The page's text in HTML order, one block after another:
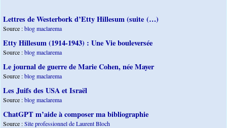
Lettres de Westerbork d’Etty Hillesum (suite (…)
Source :blog maclarema
Etty Hillesum (1914-1943) : Une Vie bouleversée
Source :blog maclarema
Le journal de guerre de Marie Cohen, née Mayer
Source :blog maclarema
Les Juifs des USA et Israël
Source :blog maclarema
ChatGPT m’aide à composer ma bibliographie
Source :Site professionnel de Laurent Bloch